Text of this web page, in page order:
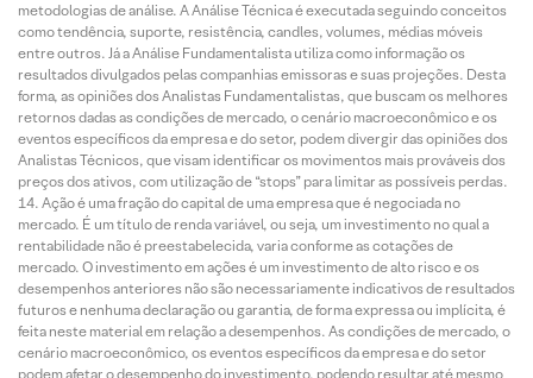
metodologias de análise. A Análise Técnica é executada seguindo conceitos
como tendência, suporte, resistência, candles, volumes, médias móveis
entre outros. Já a Análise Fundamentalista utiliza como informação os
resultados divulgados pelas companhias emissoras e suas projeções. Desta
forma, as opiniões dos Analistas Fundamentalistas, que buscam os melhores
retornos dadas as condições de mercado, o cenário macroeconômico e os
eventos específicos da empresa e do setor, podem divergir das opiniões dos
Analistas Técnicos, que visam identificar os movimentos mais prováveis dos
preços dos ativos, com utilização de “stops” para limitar as possíveis perdas.
Ação é uma fração do capital de uma empresa que é negociada no
mercado. É um título de renda variável, ou seja, um investimento no qual a
rentabilidade não é preestabelecida, varia conforme as cotações de
mercado. O investimento em ações é um investimento de alto risco e os
desempenhos anteriores não são necessariamente indicativos de resultados
futuros e nenhuma declaração ou garantia, de forma expressa ou implícita, é
feita neste material em relação a desempenhos. As condições de mercado, o
cenário macroeconômico, os eventos específicos da empresa e do setor
podem afetar o desempenho do investimento, podendo resultar até mesmo